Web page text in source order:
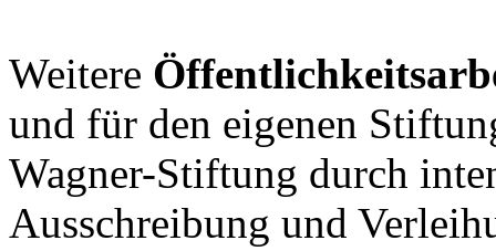
Weitere
und für den eigenen
Wagner-Stiftung durch
Ausschreibung und